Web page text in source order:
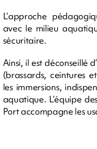
L’approche
avec le milieu
sécuritaire.
Ainsi, il est déconseillé
(brassards, ceintures
les immersions,
aquatique. L’équipe
Port accompagne les